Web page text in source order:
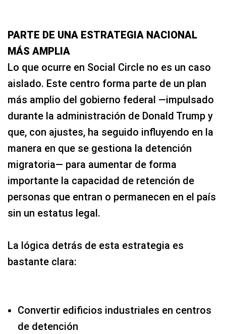
PARTE DE UNA ESTRATEGIA NACIONAL
MÁS AMPLIA
Lo que ocurre en Social Circle no es un caso
aislado. Este centro forma parte de un plan
más amplio del gobierno federal —impulsado
durante la administración de Donald Trump y
que, con ajustes, ha seguido influyendo en la
manera en que se gestiona la detención
migratoria— para aumentar de forma
importante la capacidad de retención de
personas que entran o permanecen en el país
sin un estatus legal.
La lógica detrás de esta estrategia es
bastante clara:
Convertir edificios industriales en centros
de detención